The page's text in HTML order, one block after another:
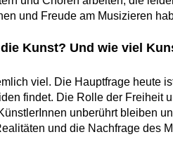
und Freude am Musizieren
Kunst? Und wie viel
viel. Die Hauptfrage heute
findet. Die Rolle der Freiheit
unberührt bleiben
und die Nachfrage des